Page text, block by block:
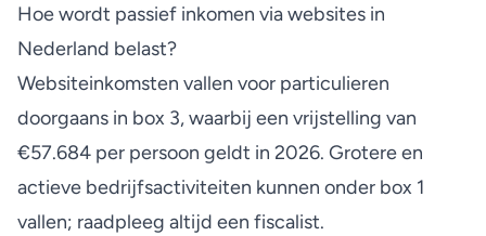
Hoe wordt passief inkomen via websites in
Nederland belast?
Websiteinkomsten vallen voor particulieren
doorgaans in box 3, waarbij een vrijstelling van
€57.684 per persoon geldt in 2026. Grotere en
actieve bedrijfsactiviteiten kunnen onder box 1
vallen; raadpleeg altijd een fiscalist.